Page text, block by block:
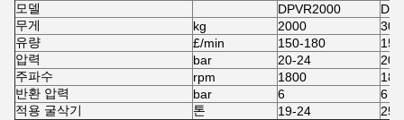
모델
DPVR2000
무게
kg 2000
유량
£/min 150-180
압력
bar 20-24
20-
주파수
rpm 1800
반환 압력
bar 6
6
적용 굴삭기
톤 19-24 25-